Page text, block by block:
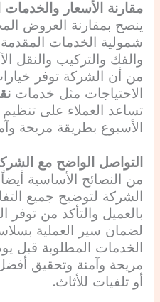
مقارنة الأسعار والخدمات
ينصح بمقارنة العروض
شمولية الخدمات
والفك والتركيب والنقل
من أن الشركة توفر
الاحتياجات مثل خدمات
تساعد العملاء على
الأسبوع بطريقة مريحة
التواصل الواضح مع
من النصائح الأساسية
الشركة لتوضيح جميع
بالعميل والتأكد من
لضمان سير العملية
الخدمات المطلوبة قبل
مريحة وآمنة وتحقيق
أو تلفيات للأثاث.